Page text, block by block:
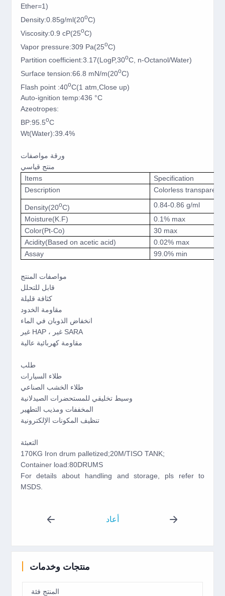
Ether=1)
Density:0.85g/ml(20oC)
Viscosity:0.9 cP(25oC)
Vapor pressure:309 Pa(25oC)
Partition coefficient:3.17(LogP,30oC, n-Octanol/Water)
Surface tension:66.8 mN/m(20oC)
Flash point :40oC(1 atm,Close up)
Auto-ignition temp:436 °C
Azeotropes:
BP:95.5oC
Wt(Water):39.4%
ورقة مواصفات
منتج قياسي
Items
Specification
Description
Colorless transparent
Density(20oC)
0.84-0.86 g/ml
Moisture(K.F)
0.1% max
Color(Pt-Co)
30 max
Acidity(Based on acetic acid)
0.02% max
Assay
99.0% min
مواصفات المنتج
قابل للتحلل
كثافة قليلة
مقاومة الخدود
انخفاض الذوبان في الماء
غير HAP ، غير SARA
مقاومة كهربائية عالية
طلب
طلاء السيارات
طلاء الخشب الصناعي
وسيط تخليقي للمستحضرات الصيدلانية
المخففات ومذيب التطهير
تنظيف المكونات الإلكترونية
التعبئة
170KG Iron drum palletized;20M/TISO TANK;
Container load:80DRUMS
For details about handling and storage, pls refer to
MSDS.
أعاد
منتجات وخدمات
المنتج فئة